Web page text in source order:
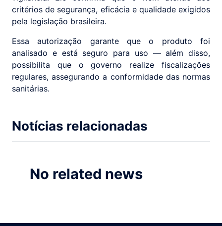
critérios de segurança, eficácia e qualidade exigidos
pela legislação brasileira.
Essa autorização garante que o produto foi
analisado e está seguro para uso — além disso,
possibilita que o governo realize fiscalizações
regulares, assegurando a conformidade das normas
sanitárias.
Notícias relacionadas
No related news